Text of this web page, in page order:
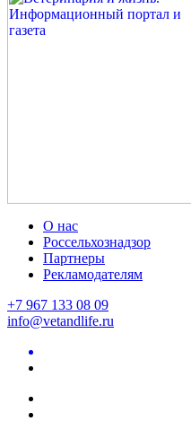
О нас
Россельхознадзор
Партнеры
Рекламодателям
+7 967 133 08 09
info@vetandlife.ru